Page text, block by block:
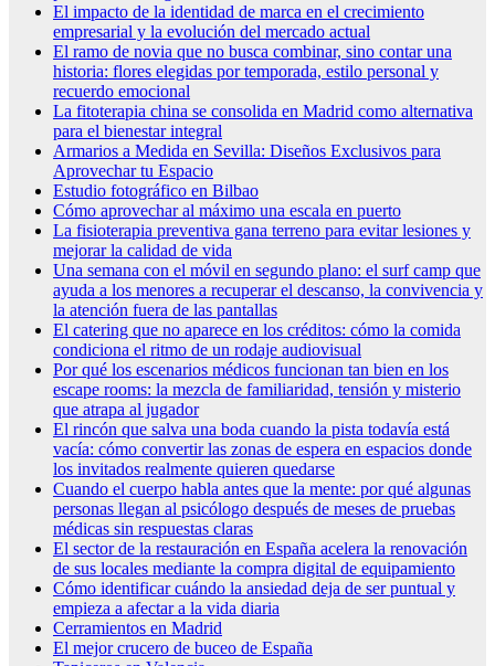
El impacto de la identidad de marca en el crecimiento
empresarial y la evolución del mercado actual
El ramo de novia que no busca combinar, sino contar una
historia: flores elegidas por temporada, estilo personal y
recuerdo emocional
La fitoterapia china se consolida en Madrid como alternativa
para el bienestar integral
Armarios a Medida en Sevilla: Diseños Exclusivos para
Aprovechar tu Espacio
Estudio fotográfico en Bilbao
Cómo aprovechar al máximo una escala en puerto
La fisioterapia preventiva gana terreno para evitar lesiones y
mejorar la calidad de vida
Una semana con el móvil en segundo plano: el surf camp que
ayuda a los menores a recuperar el descanso, la convivencia y
la atención fuera de las pantallas
El catering que no aparece en los créditos: cómo la comida
condiciona el ritmo de un rodaje audiovisual
Por qué los escenarios médicos funcionan tan bien en los
escape rooms: la mezcla de familiaridad, tensión y misterio
que atrapa al jugador
El rincón que salva una boda cuando la pista todavía está
vacía: cómo convertir las zonas de espera en espacios donde
los invitados realmente quieren quedarse
Cuando el cuerpo habla antes que la mente: por qué algunas
personas llegan al psicólogo después de meses de pruebas
médicas sin respuestas claras
El sector de la restauración en España acelera la renovación
de sus locales mediante la compra digital de equipamiento
Cómo identificar cuándo la ansiedad deja de ser puntual y
empieza a afectar a la vida diaria
Cerramientos en Madrid
El mejor crucero de buceo de España